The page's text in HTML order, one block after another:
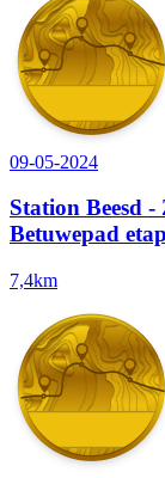
09-05-2024
Station Beesd
Betuwepad
7,4km